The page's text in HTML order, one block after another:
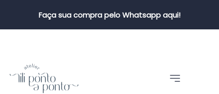
Faça sua compra pelo Whatsapp aqui!